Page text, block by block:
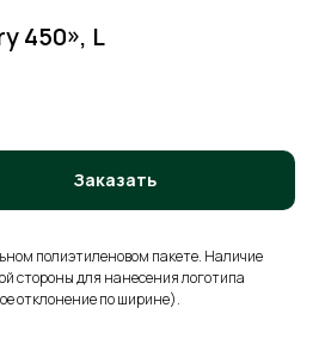
450», L
Заказать
полиэтиленовом пакете. Наличие
стороны для нанесения логотипа
отклонение по ширине).